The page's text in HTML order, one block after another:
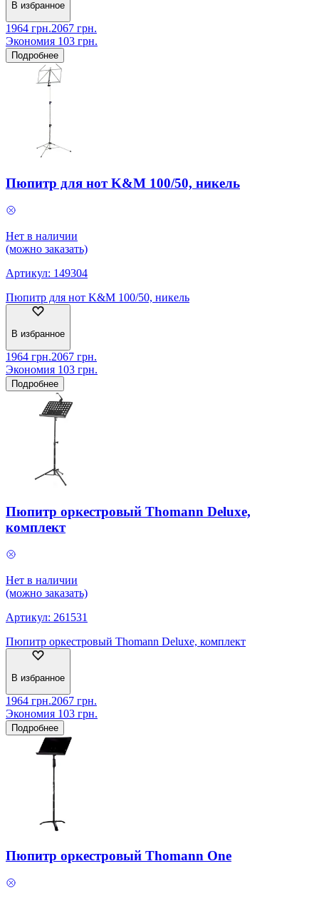
В избранное
1964 грн.2067 грн.
Экономия 103 грн.
Подробнее
Пюпитр для нот K&M 100/50, никель
Нет в наличии
(можно заказать)
Артикул: 149304
Пюпитр для нот K&M 100/50, никель
В избранное
1964 грн.2067 грн.
Экономия 103 грн.
Подробнее
Пюпитр оркестровый Thomann Deluxe,
комплект
Нет в наличии
(можно заказать)
Артикул: 261531
Пюпитр оркестровый Thomann Deluxe, комплект
В избранное
1964 грн.2067 грн.
Экономия 103 грн.
Подробнее
Пюпитр оркестровый Thomann One